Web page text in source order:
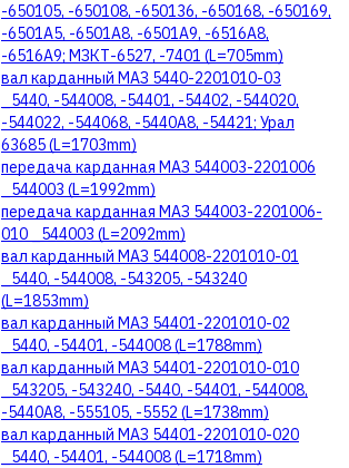
-650105, -650108, -650136, -650168, -650169,
-6501А5, -6501А8, -6501А9, -6516А8,
-6516А9; МЗКТ-6527, -7401 (L=705mm)
вал карданный МАЗ 5440-2201010-03
_5440, -544008, -54401, -54402, -544020,
-544022, -544068, -5440А8, -54421; Урал
63685 (L=1703mm)
передача карданная МАЗ 544003-2201006
_544003 (L=1992mm)
передача карданная МАЗ 544003-2201006-
010 _544003 (L=2092mm)
вал карданный МАЗ 544008-2201010-01
_5440, -544008, -543205, -543240
(L=1853mm)
вал карданный МАЗ 54401-2201010-02
_5440, -54401, -544008 (L=1788mm)
вал карданный МАЗ 54401-2201010-010
_543205, -543240, -5440, -54401, -544008,
-5440А8, -555105, -5552 (L=1738mm)
вал карданный МАЗ 54401-2201010-020
_5440, -54401, -544008 (L=1718mm)